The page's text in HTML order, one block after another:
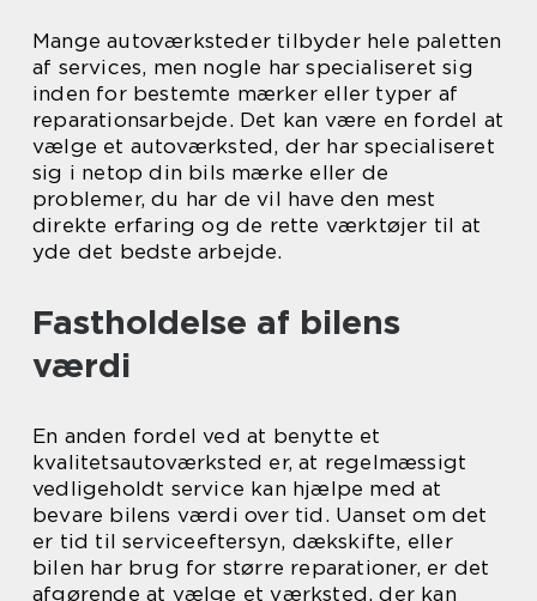
Mange autoværksteder tilbyder hele paletten
af services, men nogle har specialiseret sig
inden for bestemte mærker eller typer af
reparationsarbejde. Det kan være en fordel at
vælge et autoværksted, der har specialiseret
sig i netop din bils mærke eller de
problemer, du har de vil have den mest
direkte erfaring og de rette værktøjer til at
yde det bedste arbejde.
Fastholdelse af bilens
værdi
En anden fordel ved at benytte et
kvalitetsautoværksted er, at regelmæssigt
vedligeholdt service kan hjælpe med at
bevare bilens værdi over tid. Uanset om det
er tid til serviceeftersyn, dækskifte, eller
bilen har brug for større reparationer, er det
afgørende at vælge et værksted, der kan